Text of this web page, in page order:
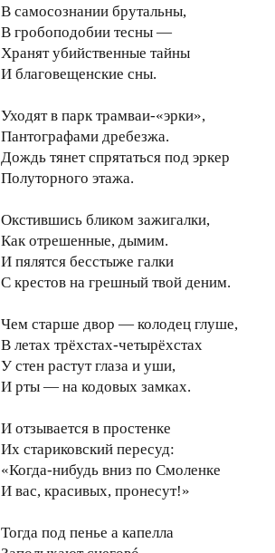
В самосознании брутальны,
В гробоподобии тесны —
Хранят убийственные тайны
И благовещенские сны.
Уходят в парк трамваи-«эрки»,
Пантографами дребезжа.
Дождь тянет спрятаться под эркер
Полуторного этажа.
Окстившись бликом зажигалки,
Как отрешенные, дымим.
И пялятся бесстыже галки
С крестов на грешный твой деним.
Чем старше двор — колодец глуше,
В летах трёхстах-четырёхстах
У стен растут глаза и уши,
И рты — на кодовых замках.
И отзывается в простенке
Их стариковский пересуд:
«Когда-нибудь вниз по Смоленке
И вас, красивых, пронесут!»
Тогда под пенье а капелла